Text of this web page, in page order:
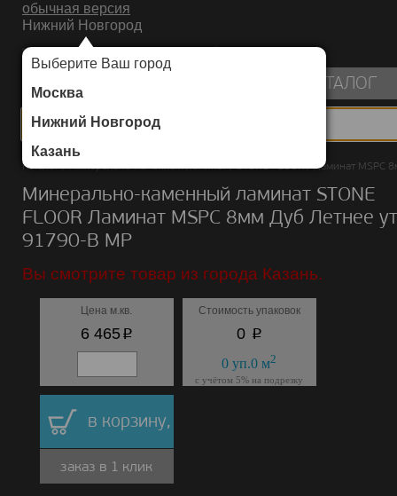
обычная версия
Нижний Новгород
Выберите Ваш город
Москва
Нижний Новгород
Казань
ИНТЕРНЕТ-МАГАЗИН НАПОЛЬНЫХ ПОКРЫТИЙ
КАТАЛОГ
Каталог/Минерально-каменный ламинат/STONE FLOOR/Ламинат MSPC
Минерально-каменный ламинат STONE
FLOOR Ламинат MSPC 8мм Дуб Летнее
91790-B MP
Вы смотрите товар из города Казань.
Цена м.кв.
6 465p
Стоимость упаковок
0 p
0 уп.0 м2
с учётом 5% на подрезку
в корзину,
заказ в 1 клик